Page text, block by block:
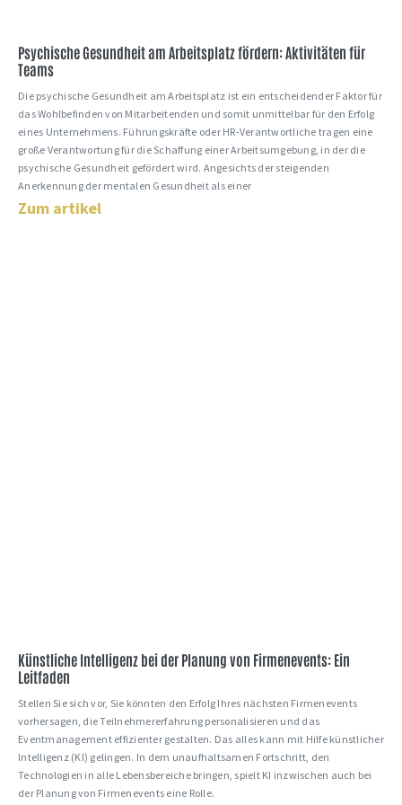
Psychische Gesundheit am Arbeitsplatz fördern: Aktivitäten für
Teams
Die psychische Gesundheit am Arbeitsplatz ist ein entscheidender Faktor für
das Wohlbefinden von Mitarbeitenden und somit unmittelbar für den Erfolg
eines Unternehmens. Führungskräfte oder HR-Verantwortliche tragen eine
große Verantwortung für die Schaffung einer Arbeitsumgebung, in der die
psychische Gesundheit gefördert wird. Angesichts der steigenden
Anerkennung der mentalen Gesundheit als einer
Zum artikel
Künstliche Intelligenz bei der Planung von Firmenevents: Ein
Leitfaden
Stellen Sie sich vor, Sie könnten den Erfolg Ihres nächsten Firmenevents
vorhersagen, die Teilnehmererfahrung personalisieren und das
Eventmanagement effizienter gestalten. Das alles kann mit Hilfe künstlicher
Intelligenz (KI) gelingen. In dem unaufhaltsamen Fortschritt, den
Technologien in alle Lebensbereiche bringen, spielt KI inzwischen auch bei
der Planung von Firmenevents eine Rolle.